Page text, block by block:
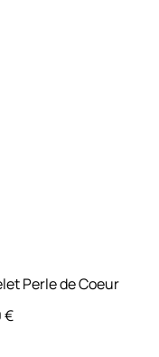
Perle de Coeur
€